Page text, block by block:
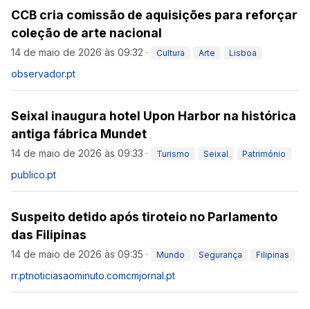
CCB cria comissão de aquisições para reforçar
coleção de arte nacional
14 de maio de 2026 às 09:32 · Cultura Arte Lisboa
observador.pt
Seixal inaugura hotel Upon Harbor na histórica
antiga fábrica Mundet
14 de maio de 2026 às 09:33 · Turismo Seixal Património
publico.pt
Suspeito detido após tiroteio no Parlamento
das Filipinas
14 de maio de 2026 às 09:35 · Mundo Segurança Filipinas
rr.ptnoticiasaominuto.comcmjornal.pt